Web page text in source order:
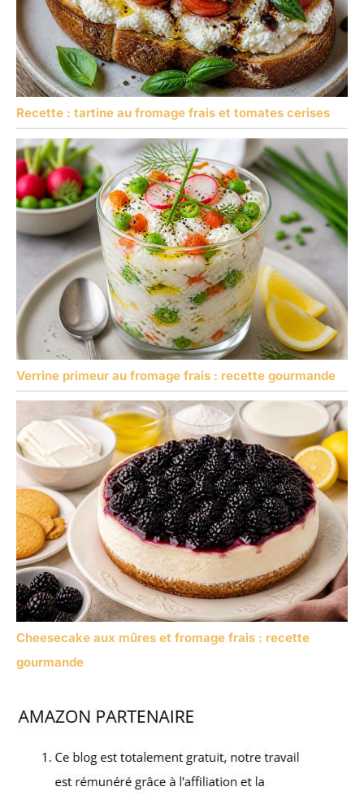
Recette : tartine au fromage frais et tomates cerises
Verrine primeur au fromage frais : recette gourmande
Cheesecake aux mûres et fromage frais : recette
gourmande